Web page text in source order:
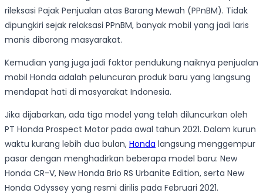
rileksasi Pajak Penjualan atas Barang Mewah (PPnBM). Tidak
dipungkiri sejak relaksasi PPnBM, banyak mobil yang jadi laris
manis diborong masyarakat.
Kemudian yang juga jadi faktor pendukung naiknya penjualan
mobil Honda adalah peluncuran produk baru yang langsung
mendapat hati di masyarakat Indonesia.
Jika dijabarkan, ada tiga model yang telah diluncurkan oleh
PT Honda Prospect Motor pada awal tahun 2021. Dalam kurun
waktu kurang lebih dua bulan, Honda langsung menggempur
pasar dengan menghadirkan beberapa model baru: New
Honda CR-V, New Honda Brio RS Urbanite Edition, serta New
Honda Odyssey yang resmi dirilis pada Februari 2021.